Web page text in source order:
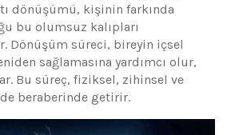
dönüşümü, kişinin farkında
bu olumsuz kalıpları
Dönüşüm süreci, bireyin içsel
sağlamasına yardımcı olur,
Bu süreç, fiziksel, zihinsel ve
beraberinde getirir.